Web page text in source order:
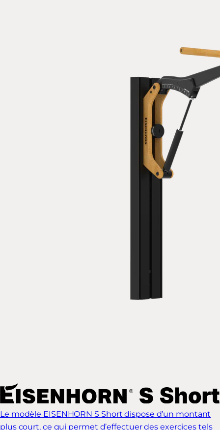
Le modèle EISENHORN S Short dispose d’un montant
plus court, ce qui permet d’effectuer des exercices tels